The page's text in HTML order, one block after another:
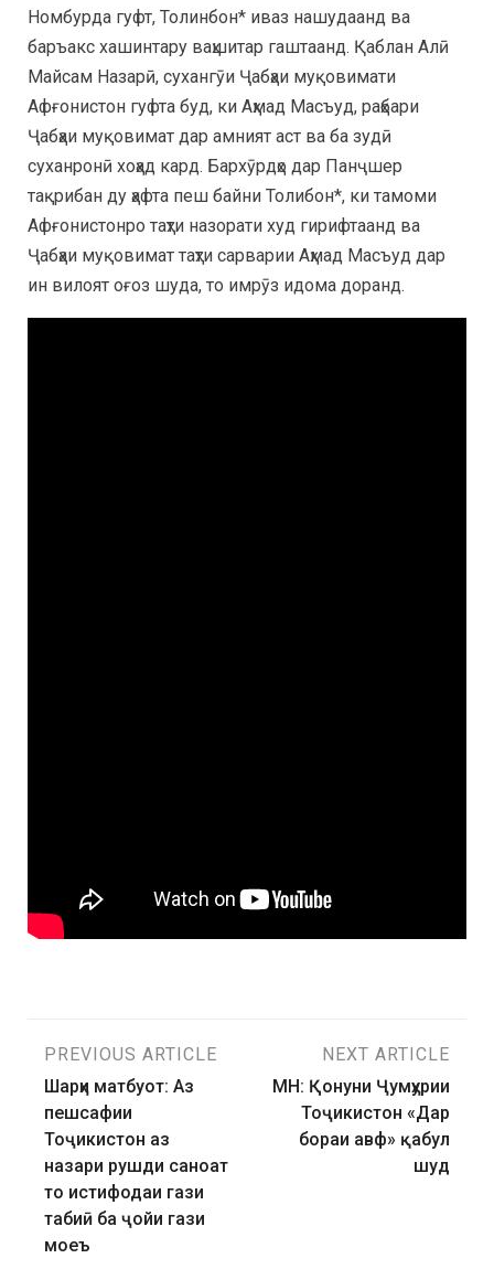
Номбурда гуфт, Толинбон* иваз нашудаанд ва
баръакс хашинтару ваҳшитар гаштаанд. Қаблан Алӣ
Майсам Назарӣ, сухангӯи Ҷабҳаи муқовимати
Афғонистон гуфта буд, ки Аҳмад Масъуд, раҳбари
Ҷабҳаи муқовимат дар амният аст ва ба зудӣ
суханронӣ хоҳад кард. Бархӯрдҳо дар Панҷшер
тақрибан ду ҳафта пеш байни Толибон*, ки тамоми
Афғонистонро таҳти назорати худ гирифтаанд ва
Ҷабҳаи муқовимат таҳти сарварии Аҳмад Масъуд дар
ин вилоят оғоз шуда, то имрӯз идома доранд.
PREVIOUS ARTICLE
Шарҳи матбуот: Аз
пешсафии
Тоҷикистон аз
назари рушди саноат
то истифодаи гази
табиӣ ба ҷойи гази
моеъ
NEXT ARTICLE
МН: Қонуни Ҷумҳурии
Тоҷикистон «Дар
бораи авф» қабул
шуд